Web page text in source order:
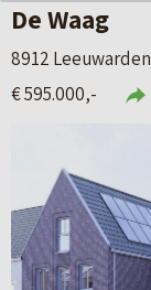
De Waag
8912 Leeuwarden
€ 595.000,-